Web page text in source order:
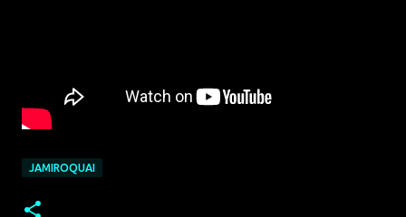
JAMIROQUAI